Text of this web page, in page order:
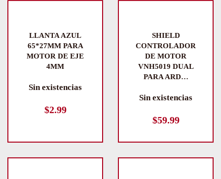
LLANTA AZUL
65*27MM PARA
MOTOR DE EJE
4MM
Sin existencias
$2.99
SHIELD
CONTROLADOR
DE MOTOR
VNH5019 DUAL
PARA ARD…
Sin existencias
$59.99